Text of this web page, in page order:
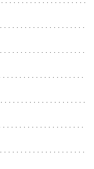
. . . . . . . . . . . . . . . . . .
. . . . . . . . . . . . . . . . . . .
. . . . . . . . . . . . . . . . . . .
. . . . . . . . . . . . . . . . . . .
. . . . . . . . . . . . . . . . . . .
. . . . . . . . . . . . . . . . . . .